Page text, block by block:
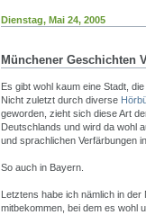
Dienstag, Mai 24, 2005
Münchener Geschichten
Es gibt wohl kaum eine Stadt,
Nicht zuletzt durch diverse
geworden, zieht sich diese Art
Deutschlands und wird da wohl
und sprachlichen Verfärbungen
So auch in Bayern.
Letztens habe ich nämlich in
mitbekommen, bei dem es wohl